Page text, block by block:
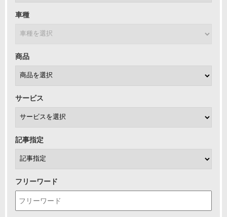
車種
商品
サービス
記事指定
フリーワード